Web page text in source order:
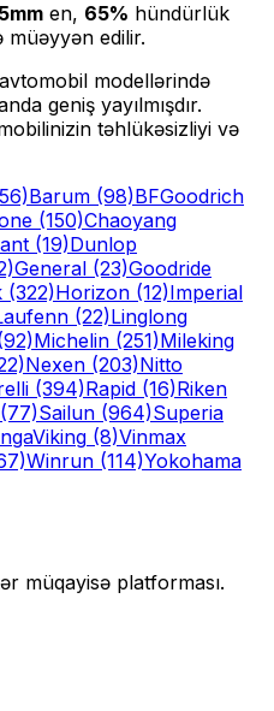
mm en, 65% hündürlük
müəyyən edilir.
modellərində
geniş yayılmışdır.
təhlükəsizliyi və
Barum (98)BFGoodrich
(150)Chaoyang
(19)Dunlop
General (23)Goodride
(322)Horizon (12)Imperial
(22)Linglong
Michelin (251)Mileking
Nexen (203)Nitto
(394)Rapid (16)Riken
(77)Sailun (964)Superia
Viking (8)Vinmax
Winrun (114)Yokohama
müqayisə platforması.